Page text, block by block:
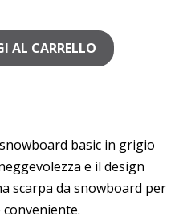
AL CARRELLO
basic in grigio
e il design
scarpa da snowboard per